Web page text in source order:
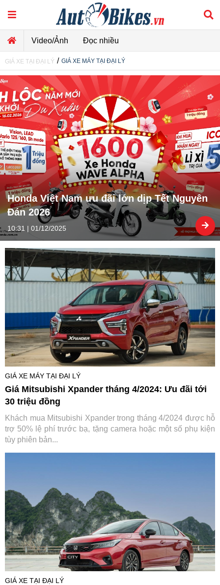
Video/Ảnh Đọc nhiều
GIÁ XE TẠI ĐẠI LÝ / GIÁ XE MÁY TẠI ĐẠI LÝ
Honda Việt Nam ưu đãi lớn dịp Tết Nguyên
Đán 2026
10:31 | 01/12/2025
GIÁ XE MÁY TẠI ĐẠI LÝ
Giá Mitsubishi Xpander tháng 4/2024: Ưu đãi tới
30 triệu đồng
Khách mua Mitsubishi Xpander trong tháng 4/2024 được hỗ
trợ 50% lệ phí trước bạ, tặng camera hoặc một số phụ kiện
tùy phiên bản...
GIÁ XE TẠI ĐẠI LÝ